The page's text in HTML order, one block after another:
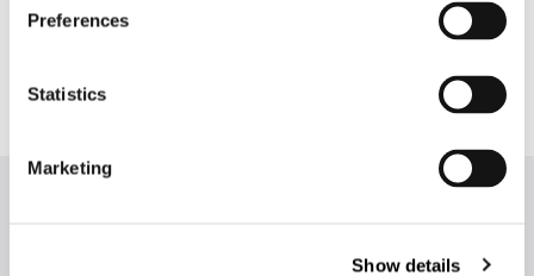
Preferences
Statistics
Marketing
Show details